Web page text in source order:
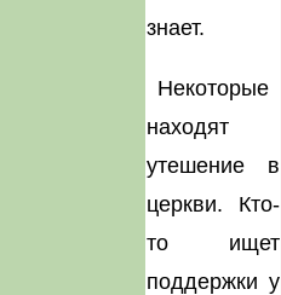
знает.
Некоторые
находят
утешение в
церкви. Кто-
то ищет
поддержки у